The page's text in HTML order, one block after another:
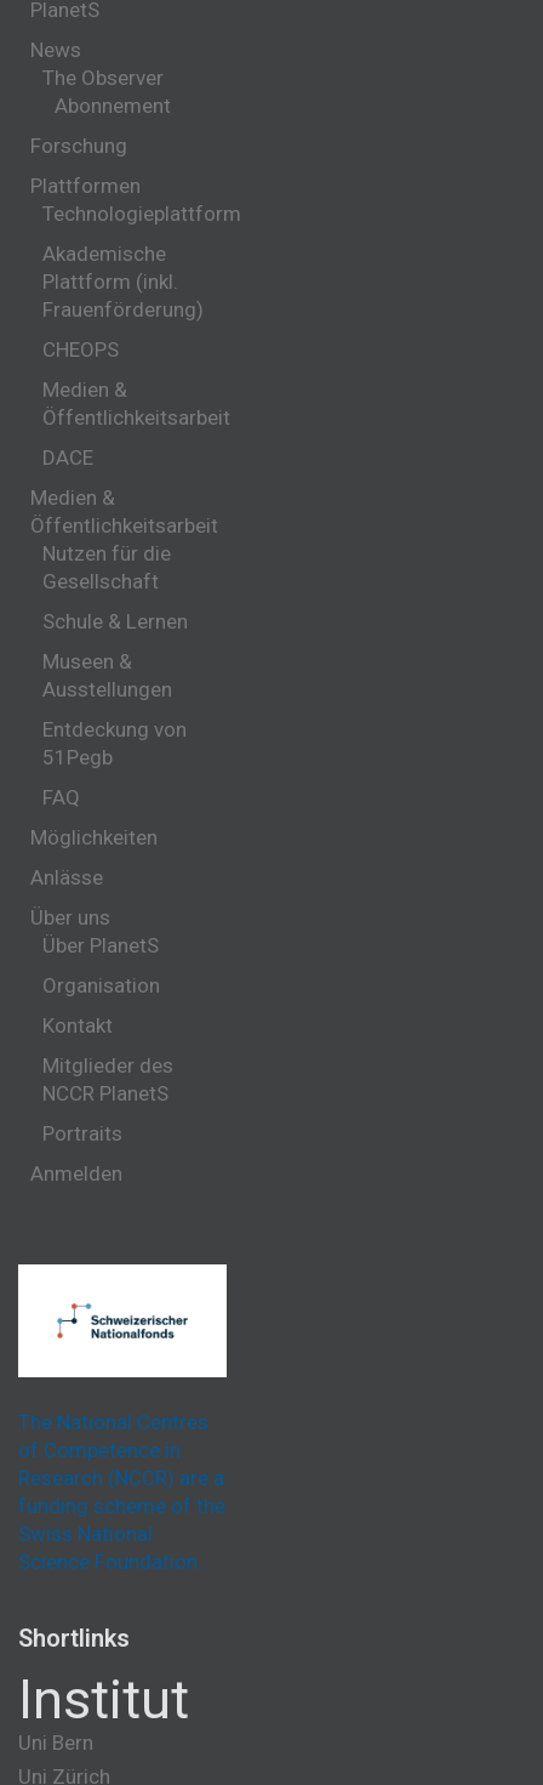
PlanetS
News
The Observer
Abonnement
Forschung
Plattformen
Technologieplattform
Akademische
Plattform (inkl.
Frauenförderung)
CHEOPS
Medien &
Öffentlichkeitsarbeit
DACE
Medien &
Öffentlichkeitsarbeit
Nutzen für die
Gesellschaft
Schule & Lernen
Museen &
Ausstellungen
Entdeckung von
51Pegb
FAQ
Möglichkeiten
Anlässe
Über uns
Über PlanetS
Organisation
Kontakt
Mitglieder des
NCCR PlanetS
Portraits
Anmelden
The National Centres
of Competence in
Research (NCCR) are a
funding scheme of the
Swiss National
Science Foundation.
Shortlinks
Institut
Uni Bern
Uni Zürich